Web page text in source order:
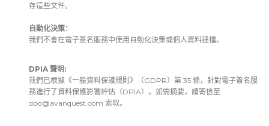
存這些文件。
自動化決策：
我們不會在電子簽名服務中使用自動化決策或個人資料建檔。
DPIA 聲明:
我們已根據《一般資料保護規則》（GDPR）第 35 條，針對電子簽名服
務進行了資料保護影響評估（DPIA）。如需摘要，請寄信至
dpo@avanquest.com 索取。